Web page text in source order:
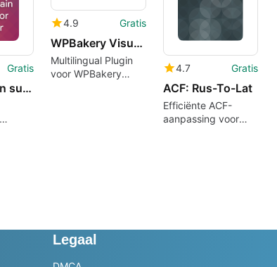
Gratis
Multidomain support for Elementor
4.9 Gratis
WPBakery Visual Composer amp qTranslate-X
Multilingual Plugin
voor WPBakery
4.7 Gratis
ACF: Rus-To-Lat
Efficiënte ACF-
aanpassing voor
Legaal